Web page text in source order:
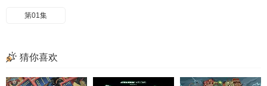
第01集
猜你喜欢